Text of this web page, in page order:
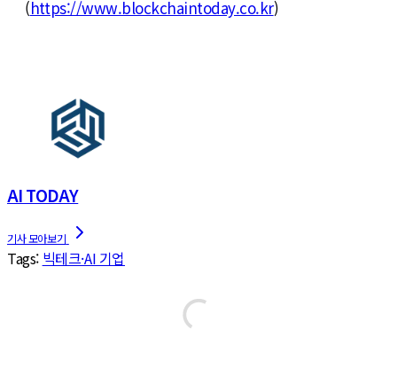
(https://www.blockchaintoday.co.kr)
AI TODAY
Tags: 빅테크·AI 기업